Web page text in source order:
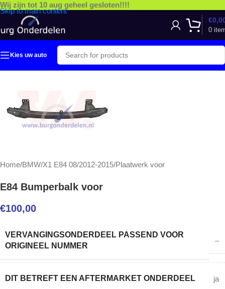
Skip to main content
Wij zijn tot 10 aug geheel gesloten!!!!
0
€
Kies uw auto
Home/BMW/X1 E84 08/2012-2015/Plaatwerk voor
E84 Bumperbalk voor
€100,00
VERVANGINGSONDERDEEL PASSEND VOOR
ORIGINEEL NUMMER
–
DIT BETREFT EEN AFTERMARKET ONDERDEEL ja